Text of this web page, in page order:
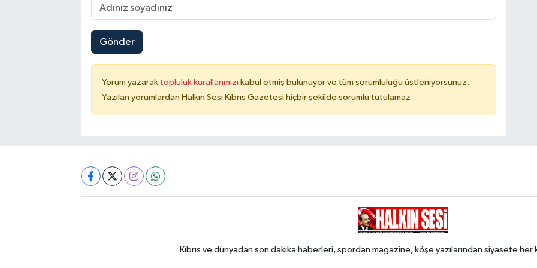
Gönder
Yorum yazarak topluluk kurallarımızı kabul etmiş bulunuyor ve tüm sorumluluğu üstleniyorsunuz.
Yazılan yorumlardan Halkın Sesi Kıbrıs Gazetesi hiçbir şekilde sorumlu tutulamaz.
Kıbrıs ve dünyadan son dakika haberleri, spordan magazine, köşe yazılarından siyasete